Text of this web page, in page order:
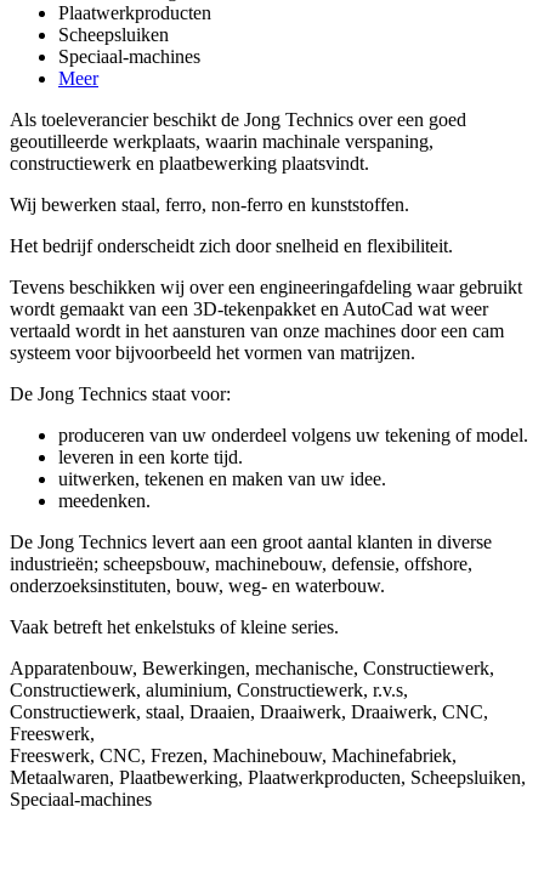
Plaatwerkproducten
Scheepsluiken
Speciaal-machines
Meer
Als toeleverancier beschikt de Jong Technics over een goed
geoutilleerde werkplaats, waarin machinale verspaning,
constructiewerk en plaatbewerking plaatsvindt.
Wij bewerken staal, ferro, non-ferro en kunststoffen.
Het bedrijf onderscheidt zich door snelheid en flexibiliteit.
Tevens beschikken wij over een engineeringafdeling waar gebruikt
wordt gemaakt van een 3D-tekenpakket en AutoCad wat weer
vertaald wordt in het aansturen van onze machines door een cam
systeem voor bijvoorbeeld het vormen van matrijzen.
De Jong Technics staat voor:
produceren van uw onderdeel volgens uw tekening of model.
leveren in een korte tijd.
uitwerken, tekenen en maken van uw idee.
meedenken.
De Jong Technics levert aan een groot aantal klanten in diverse
industrieën; scheepsbouw, machinebouw, defensie, offshore,
onderzoeksinstituten, bouw, weg- en waterbouw.
Vaak betreft het enkelstuks of kleine series.
Apparatenbouw, Bewerkingen, mechanische, Constructiewerk,
Constructiewerk, aluminium, Constructiewerk, r.v.s,
Constructiewerk, staal, Draaien, Draaiwerk, Draaiwerk, CNC,
Freeswerk,
Freeswerk, CNC, Frezen, Machinebouw, Machinefabriek,
Metaalwaren, Plaatbewerking, Plaatwerkproducten, Scheepsluiken,
Speciaal-machines